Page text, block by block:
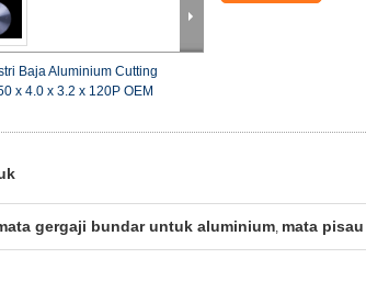
Baja Aluminium Cutting
x 4.0 x 3.2 x 120P OEM
gergaji bundar untuk aluminium, mata